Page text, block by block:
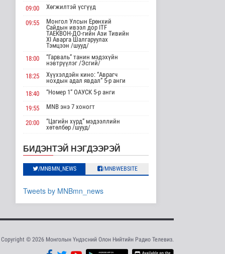
Нийгэм
12 цаг 12 минутын өмнө
АНУ импортлогчдод
100 тэрбум
ам.долларын
тарифын..
Дэлхийд
12 цаг 12 минутын өмнө
Шейх Хасина
ирэхээ зарлав
Дэлхийд
12 цаг 19 минутын өмнө
Монгол Улсын эмэгтэй
шигшээ баг Азийн
Cпорт
Хэт халууны улмаас
09:00
Хөгжилтэй үсгүүд
09:55
Монгол Улсын Ерөнхий
Сайдын ивээл дор ITF
ТАЕКВОН-ДО-гийн Ази Тивийн
XI Аварга Шалгаруулах
Тэмцээн /шууд/
18:00
“Гарваль” танин мэдэхүйн
нэвтрүүлэг /Эсгий/
18:25
Хүүхэлдэйн кино: “Аврагч
нохдын адал явдал” 5-р анги
18:40
“Номер 1” ОАУСК 5-р анги
19:55 MNB энэ 7 хоногт
20:00
“Цагийн хүрд” мэдээллийн
хөтөлбөр /шууд/
20:45 Хөндөх сэдэв: Эмийн чанар
21:15
100% уралдаант, танин
мэдэхүйн нэвтрүүлэг S2 #9
22:15
23:30
БИДЭНТЭЙ НЭГДЭЭРЭЙ
/MNBMN_NEWS /MNBWEBSITE
Tweets by MNBmn_news
Copyright © 2026 Монголын Үндэсний Олон Нийтийн Радио Телевиз.